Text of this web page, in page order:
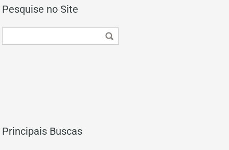
Pesquise no Site
Principais Buscas